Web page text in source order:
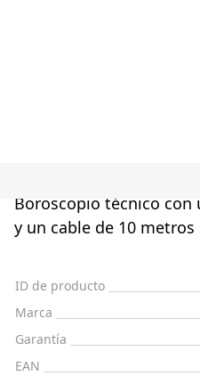
Boroscopio técnico con
y un cable de 10 metros
ID de producto
Marca
Garantía
EAN